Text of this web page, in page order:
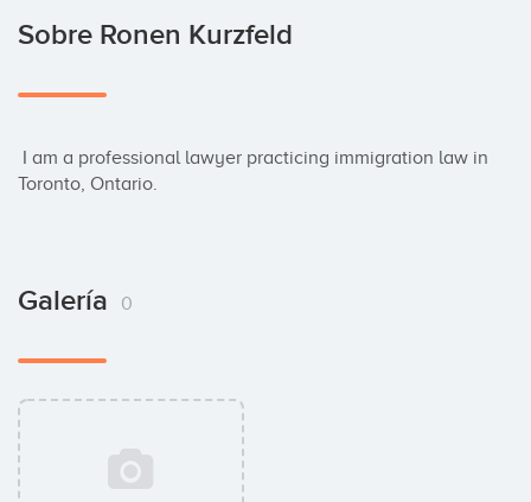
Sobre Ronen Kurzfeld
Toronto, Ontario.
Galería 0